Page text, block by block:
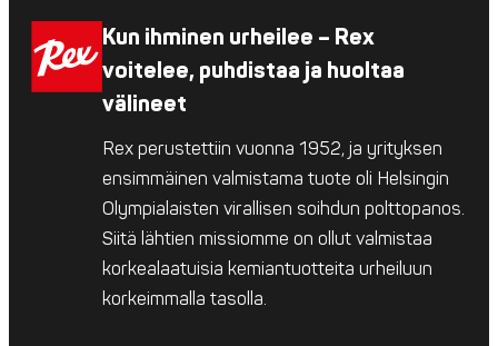
Kun ihminen urheilee – Rex
voitelee, puhdistaa ja huoltaa
välineet
Rex perustettiin vuonna 1952, ja yrityksen
ensimmäinen valmistama tuote oli Helsingin
Olympialaisten virallisen soihdun polttopanos.
Siitä lähtien missiomme on ollut valmistaa
korkealaatuisia kemiantuotteita urheiluun
korkeimmalla tasolla.